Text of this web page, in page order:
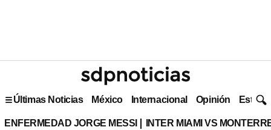
Últimas Noticias México Internacional Opinión Estilo
ENFERMEDAD JORGE MESSI INTER MIAMI VS